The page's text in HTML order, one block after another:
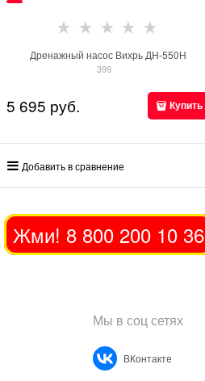
Дренажный насос Вихрь ДН-550Н
399
5 695 руб. Купить
Добавить в сравнение
Жми! 8 800 200 10 36
Мы в соц сетях
ВКонтакте